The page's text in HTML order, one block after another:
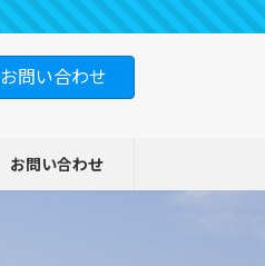
お問い合わせ
お問い合わせ